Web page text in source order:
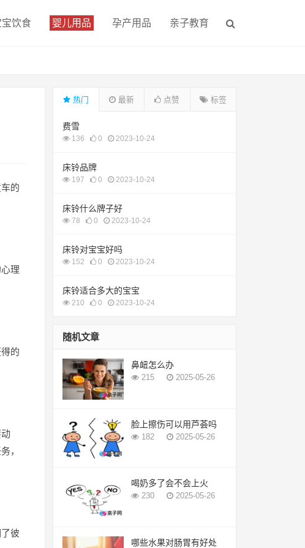
宝饮食 婴儿用品 孕产用品 亲子教育
的
理
的
，
彼
热门 最新 点赞 标签
费雪
136 0 2023-10-24
床铃品牌
197 0 2023-10-24
床铃什么牌子好
78 0 2023-10-24
床铃对宝宝好吗
152 0 2023-10-24
床铃适合多大的宝宝
210 0 2023-10-24
随机文章
鼻衄怎么办
215 2025-05-26
脸上擦伤可以用芦荟吗
182 2025-05-26
喝奶多了会不会上火
230 2025-05-26
哪些水果对肠胃有好处